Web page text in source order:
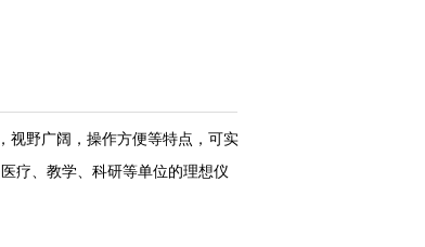
视野广阔，操作方便等特点，可实
疗、教学、科研等单位的理想仪